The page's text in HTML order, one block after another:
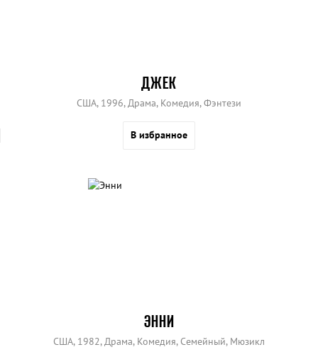
ДЖЕК
США, 1996, Драма, Комедия, Фэнтези
В избранное
ЭННИ
США, 1982, Драма, Комедия, Семейный, Мюзикл